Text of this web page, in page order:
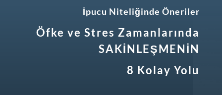
İpucu Niteliğinde Öneriler
Öfke ve Stres Zamanlarında
SAKİNLEŞMENİN
8 Kolay Yolu